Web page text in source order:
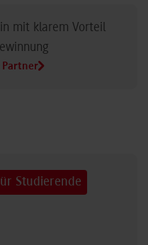
mit klarem Vorteil
Partner
Studierende